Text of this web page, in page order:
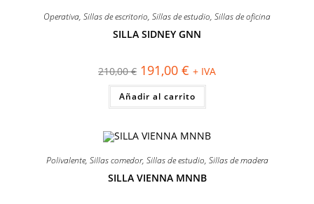
se
pueden
Operativa, Sillas de escritorio, Sillas de estudio, Sillas de oficina
SILLA SIDNEY GNN
210,00€ El
precio
original
era:
210,00 €.
191,00 € El
precio
actual
es:
191,00 €.
+ IVA
Añadir al carrito
Polivalente, Sillas comedor, Sillas de estudio, Sillas de madera
SILLA VIENNA MNNB